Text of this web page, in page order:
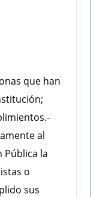
que han
al
la
o
sus